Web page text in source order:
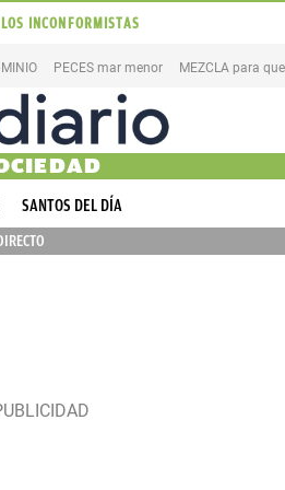
INCONFORMISTAS
PECES mar menor
SANTOS DEL DÍA